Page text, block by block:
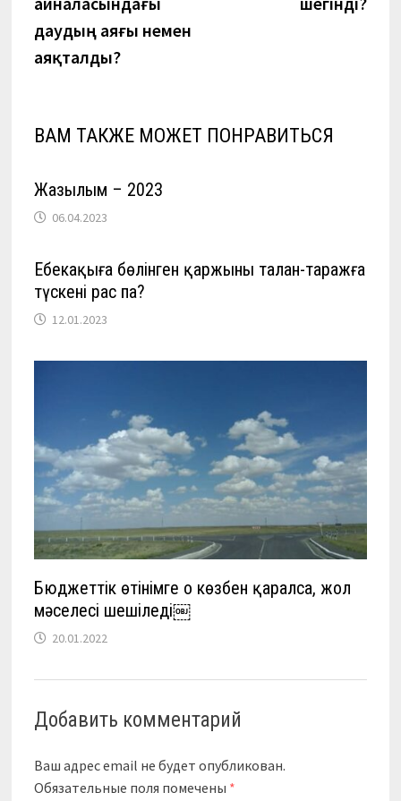
даудың аяғы немен
аяқталды?
ВАМ ТАКЖЕ МОЖЕТ ПОНРАВИТЬСЯ
Жазылым – 2023
06.04.2023
Еңбекақыға бөлінген қаржының талан-таражға
түскені рас па?
12.01.2023
Бюджеттік өтінімге оң көзбен қаралса, жол
мәселесі шешіледі￼
20.01.2022
Добавить комментарий
Ваш адрес email не будет опубликован.
Обязательные поля помечены *